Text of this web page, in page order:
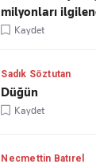
milyonları
Kaydet
Sadık Söztutan
Düğün
Kaydet
Necmettin Batırel